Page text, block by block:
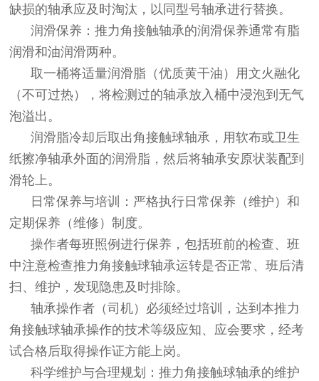
缺损的轴承应及时淘汰，以同型号轴承进行替换。
润滑保养：推力角接触轴承的润滑保养通常有脂
润滑和油润滑两种。
取一桶将适量润滑脂（优质黄干油）用文火融化
（不可过热），将检测过的轴承放入桶中浸泡到无气
泡溢出。
润滑脂冷却后取出角接触球轴承，用软布或卫生
纸擦净轴承外面的润滑脂，然后将轴承安原状装配到
滑轮上。
日常保养与培训：严格执行日常保养（维护）和
定期保养（维修）制度。
操作者每班照例进行保养，包括班前的检查、班
中注意检查推力角接触球轴承运转是否正常、班后清
扫、维护，发现隐患及时排除。
轴承操作者（司机）必须经过培训，达到本推力
角接触球轴承操作的技术等级应知、应会要求，经考
试合格后取得操作证方能上岗。
科学维护与合理规划：推力角接触球轴承的维护